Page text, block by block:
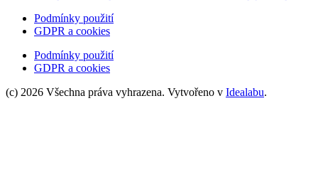
Podmínky použití
GDPR a cookies
Podmínky použití
GDPR a cookies
(c) 2026 Všechna práva vyhrazena. Vytvořeno v Idealabu.